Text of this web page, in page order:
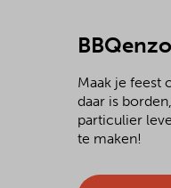
Maak je feest
daar is
particulier
te maken!